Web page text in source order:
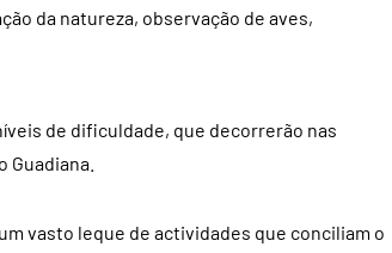
da natureza, observação de aves,
de dificuldade, que decorrerão nas
vasto leque de actividades que conciliam o